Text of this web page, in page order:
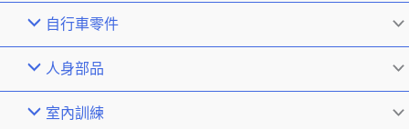
自行車零件
人身部品
室內訓練